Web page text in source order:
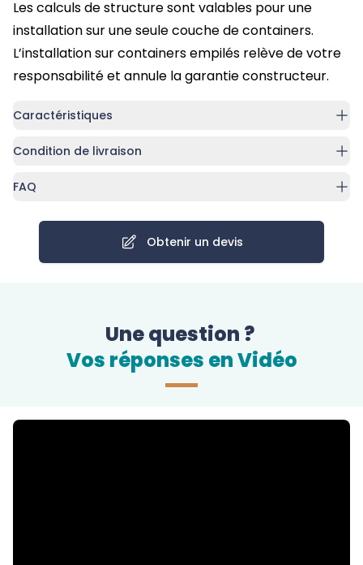
Les calculs de structure sont valables pour une
installation sur une seule couche de containers.
L’installation sur containers empilés relève de votre
responsabilité et annule la garantie constructeur.
Caractéristiques
Condition de livraison
FAQ
Obtenir un devis
Une question ?
Vos réponses en Vidéo